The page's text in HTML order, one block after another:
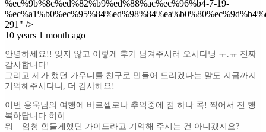
10 years 1 month ago
안녕하세요!! 잊지 않고 이렇게 후기 남겨주시러 오시다닝 ㅜ.ㅠ 진짜
감사합니다!
그리고 제가 했던 가우디를 친구로 만들어 드리겠다는 말도 지금까지
기억해주시다니, 더 감사해요!
이번 용욱님의 여행에 바르셀로나 추억중에 점 하나 콕! 찍어서 전 행
복하답니다 히히
뭐 – 엄청 힘들게했던 가이드라고 기억해 주시는 건 아니겠지요?